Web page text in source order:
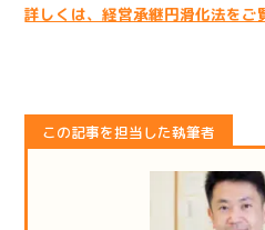
詳しくは、経営承継円滑化法をご
この記事を担当した執筆者